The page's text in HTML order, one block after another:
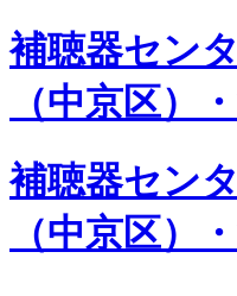
補聴器セン
（中京区）
補聴器セン
（中京区）